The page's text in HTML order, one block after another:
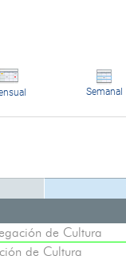
Semanal
de Cultura
de Cultura